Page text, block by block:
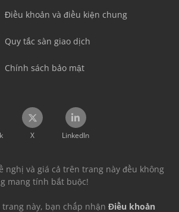
Điều khoản và điều kiện chung
Quy tắc sàn giao dịch
Chính sách bảo mật
X LinkedIn
nghị và giá cả trên trang này đều không
mang tính bắt buộc!
trang này, bạn chấp nhận Điều khoản